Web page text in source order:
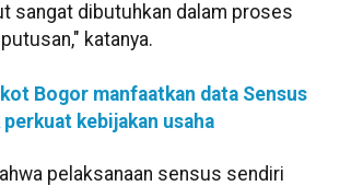
sangat dibutuhkan dalam proses
katanya.
Bogor manfaatkan data Sensus
kebijakan usaha
pelaksanaan sensus sendiri